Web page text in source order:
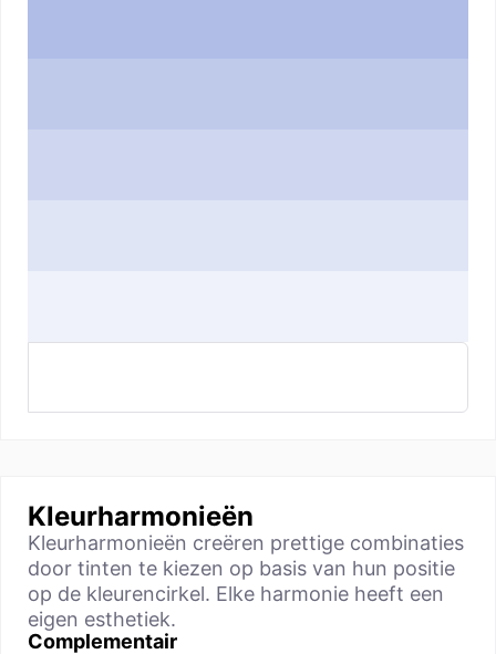
Kleurharmonieën
Kleurharmonieën creëren prettige combinaties
door tinten te kiezen op basis van hun positie
op de kleurencirkel. Elke harmonie heeft een
eigen esthetiek.
Complementair